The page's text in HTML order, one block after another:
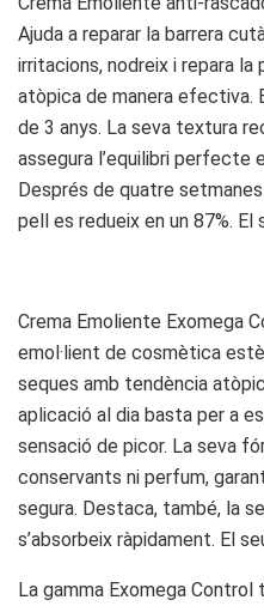
Ajuda a reparar la barrera
irritacions, nodreix i repara
atòpica de manera efectiva.
de 3 anys. La seva textura
assegura l’equilibri perfecte
Després de quatre
pell es redueix en un 87%. El
Crema Emoliente Exomega
emol·lient de cosmètica
seques amb tendència
aplicació al dia basta per a
sensació de picor. La seva
conservants ni perfum,
segura. Destaca, també, la
s’absorbeix ràpidament. El
La gamma Exomega Control